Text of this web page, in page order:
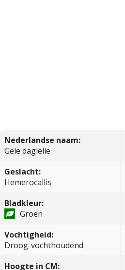
Nederlandse naam:
Gele daglelie
Geslacht:
Hemerocallis
Bladkleur:
Groen
Vochtigheid:
Droog-vochthoudend
Hoogte in CM: